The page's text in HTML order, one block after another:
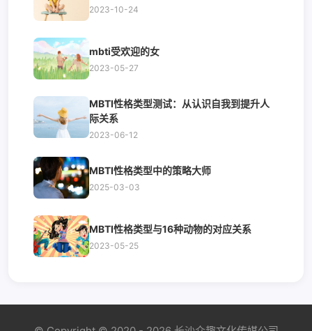
2023-10-24
mbti受欢迎的女
2023-05-27
MBTI性格类型测试：从认识自我到提升人
际关系
2023-06-12
MBTI性格类型中的策略大师
2025-03-03
MBTI性格类型与16种动物的对应关系
2023-05-25